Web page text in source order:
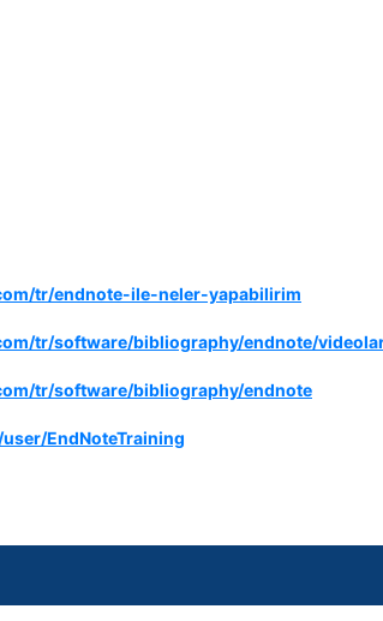
tr/endnote-ile-neler-yapabilirim
tr/software/bibliography/endnote/
tr/software/bibliography/endnote
EndNoteTraining